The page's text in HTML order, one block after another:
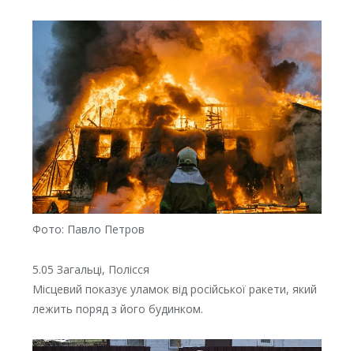
Фото: Павло Петров
5.05 Загальці, Полісся
Місцевий показує уламок від російської ракети, який
лежить поряд з його будинком.